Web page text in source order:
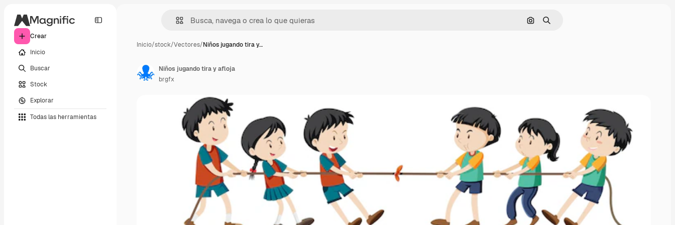
Crear
Inicio
Buscar
Stock
Explorar
Todas las herramientas
Buscar por imagen
Buscar
Inicio/stock/Vectores/Niños jugando tira y…
Niños jugando tira y afloja
brgfx